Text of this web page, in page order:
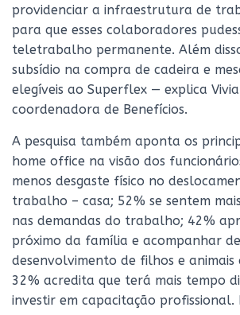
providenciar a infraestrutura de
para que esses colaboradores
teletrabalho permanente. Além
subsídio na compra de cadeira e
elegíveis ao Superflex — explica
coordenadora de Benefícios.
A pesquisa também aponta os
home office na visão dos
menos desgaste físico no
trabalho – casa; 52% se sentem
nas demandas do trabalho; 42%
próximo da família e acompanhar
desenvolvimento de filhos e animais
32% acredita que terá mais tempo
investir em capacitação profissional.